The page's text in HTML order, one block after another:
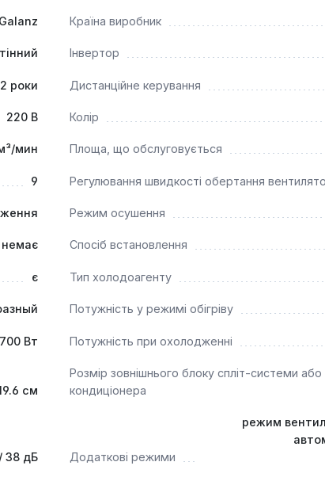
кімнат, невеликих офісів або інших приміщень, де
Galanz Країна виробник
Інвертор
2 роки Дистанційне керування
220 В Колір
мин Площа, що обслуговується
9 Регулювання швидкості обертання
Режим осушення
немає Спосіб встановлення
є Тип холодоагенту
Потужність у режимі обігріву
Вт Потужність при охолодженні
см
Розмір зовнішнього блоку спліт-системи або
кондиціонера
38 дБ Додаткові режими
режим